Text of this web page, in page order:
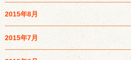
2015年8月
2015年7月